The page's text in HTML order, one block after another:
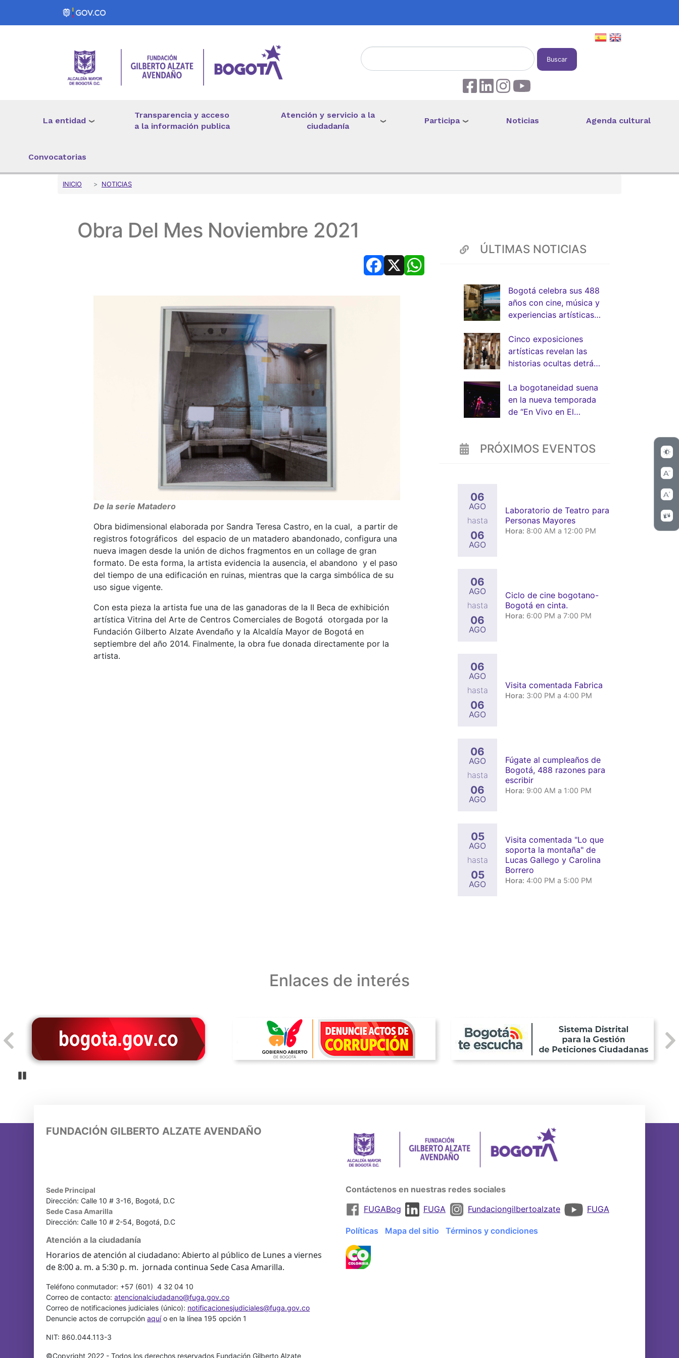
Pasar al contenido principal
Buscar
La entidad
Transparencia y acceso
a la información publica
Atención y servicio a la
ciudadanía
Participa Noticias Agenda cultural
Convocatorias
Sobrescribir enlaces de ayuda a la navegación
INICIO NOTICIAS
Obra Del Mes Noviembre 2021
Facebook
X
De la serie Matadero
Obra bidimensional elaborada por Sandra Teresa Castro, en la cual, a partir de
registros fotográficos del espacio de un matadero abandonado, configura una
nueva imagen desde la unión de dichos fragmentos en un collage de gran
formato. De esta forma, la artista evidencia la ausencia, el abandono y el paso
del tiempo de una edificación en ruinas, mientras que la carga simbólica de su
uso sigue vigente.
Con esta pieza la artista fue una de las ganadoras de la II Beca de exhibición
artística Vitrina del Arte de Centros Comerciales de Bogotá otorgada por la
Fundación Gilberto Alzate Avendaño y la Alcaldía Mayor de Bogotá en
septiembre del año 2014. Finalmente, la obra fue donada directamente por la
artista.
ÚLTIMAS NOTICIAS
Bogotá celebra sus 488
años con cine, música y
experiencias artísticas
Cinco exposiciones
artísticas revelan las
historias ocultas detrás
Bogotá
La bogotaneidad suena
en la nueva temporada
de “En Vivo en El
PRÓXIMOS EVENTOS
06
AGO
hasta
06
AGO
Laboratorio de Teatro para
Personas Mayores
Hora: 8:00 AM a 12:00 PM
06
AGO
hasta
06
AGO
Ciclo de cine bogotano-
Bogotá en cinta.
Hora: 6:00 PM a 7:00 PM
06
AGO
hasta
06
AGO
Visita comentada Fabrica
Hora: 3:00 PM a 4:00 PM
06
AGO
hasta
06
AGO
Fúgate al cumpleaños de
Bogotá, 488 razones para
escribir
Hora: 9:00 AM a 1:00 PM
05
AGO
hasta
05
AGO
Visita comentada "Lo que
soporta la montaña" de
Lucas Gallego y Carolina
Borrero
Hora: 4:00 PM a 5:00 PM
Enlaces de interés
FUNDACIÓN GILBERTO ALZATE AVENDAÑO
Sede Principal
Dirección: Calle 10 # 3-16, Bogotá, D.C
Sede Casa Amarilla
Dirección: Calle 10 # 2-54, Bogotá, D.C
Atención a la ciudadanía
Horarios de atención al ciudadano: Abierto al público de Lunes a viernes
de 8:00 a. m. a 5:30 p. m. jornada continua Sede Casa Amarilla.
Teléfono conmutador: +57 (601) 4 32 04 10
Correo de contacto:atencionalciudadano@fuga.gov.co
Correo de notificaciones judiciales (único): notificacionesjudiciales@fuga.gov.co
Denuncie actos de corrupciónaquío en la línea 195 opción 1
NIT: 860.044.113-3
©Copyright 2022 - Todos los derechos reservados Fundación Gilberto Alzate
Contáctenos en nuestras redes sociales
FUGABog
FUGA Fundaciongilbertoalzate FUGA
Políticas Mapa del sitio Términos y condiciones